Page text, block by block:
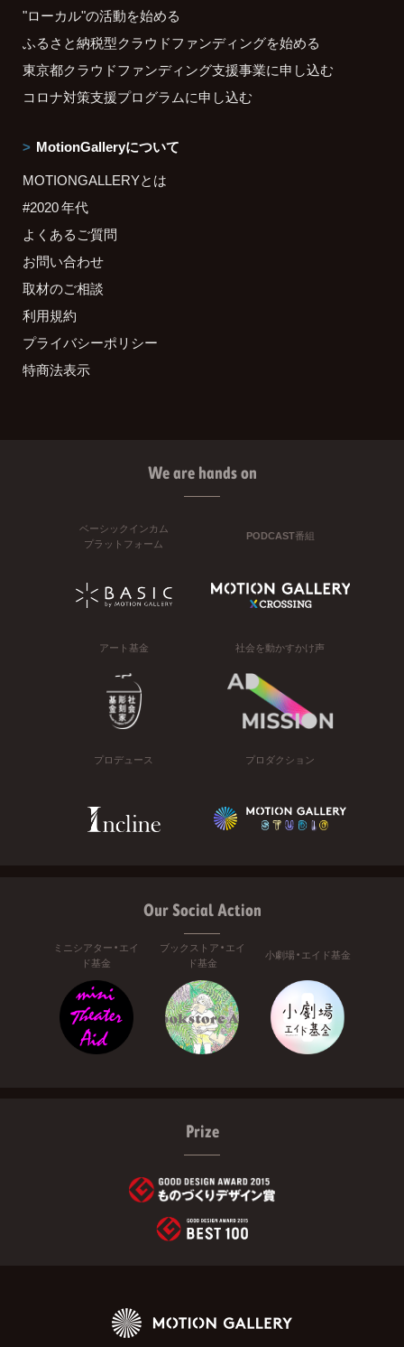
"ローカル"の活動を始める
ふるさと納税型クラウドファンディングを始める
東京都クラウドファンディング支援事業に申し込む
コロナ対策支援プログラムに申し込む
MotionGalleryについて
MOTIONGALLERYとは
#2020 年代
よくあるご質問
お問い合わせ
取材のご相談
利用規約
プライバシーポリシー
特商法表示
We are hands on
ベーシックインカム
プラットフォーム
PODCAST番組
アート基金 社会を動かすかけ声
プロデュース プロダクション
Our Social Action
ミニシアター・エイ
ド基金
ブックストア・エイ
ド基金
小劇場・エイド基金
Prize